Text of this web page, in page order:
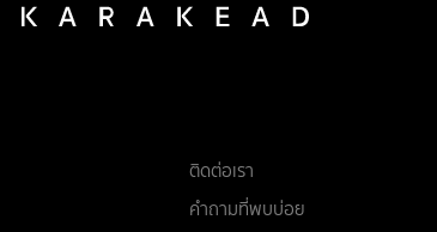
ติดต่อเรา
คำถามที่พบบ่อย